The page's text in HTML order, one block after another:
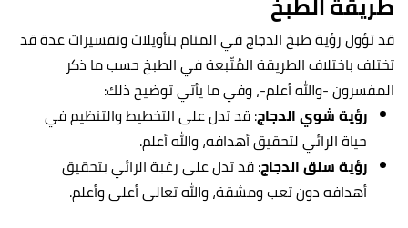
قد تؤول رؤية طبخ الدجاج في المنام بتأويلات وتفسيرات عدة قد
تختلف باختلاف الطريقة المُتّبعة في الطبخ حسب ما ذكر
المفسرون -والله أعلم-، وفي ما يأتي توضيح ذلك:
رؤية شوي الدجاج: قد تدل على التخطيط والتنظيم في
حياة الرائي لتحقيق أهدافه، والله أعلم.
رؤية سلق الدجاج: قد تدل على رغبة الرائي بتحقيق
أهدافه دون تعب ومشقة، والله تعالى أعلى وأعلم.